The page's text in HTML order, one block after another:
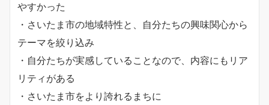
やすかった
・さいたま市の地域特性と、自分たちの興味関心から
テーマを絞り込み
・自分たちが実感していることなので、内容にもリア
リティがある
・さいたま市をより誇れるまちに